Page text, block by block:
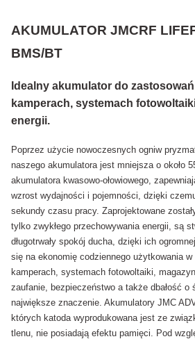
AKUMULATOR JMCRF
BMS/BT
Idealny akumulator do zastosowań
kamperach, systemach
energii.
Poprzez użycie nowoczesnych ogniw
naszego akumulatora jest mniejsza o około
akumulatora kwasowo-ołowiowego,
wzrost wydajności i pojemności, dzięki
sekundy czasu pracy. Zaprojektowane
tylko zwykłego przechowywania energii, są
długotrwały spokój ducha, dzięki ich
się na ekonomię codziennego użytkowania w
kamperach, systemach fotowoltaiki,
zaufanie, bezpieczeństwo a także dbałość o
największe znaczenie. Akumulatory JMC
których katoda wyprodukowana jest ze
tlenu, nie posiadają efektu pamięci. Pod